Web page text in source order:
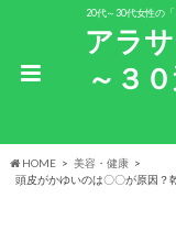
20代～30代女性の
アラ
～３
HOME
美容・健康
頭皮がかゆいのは〇〇が原因？